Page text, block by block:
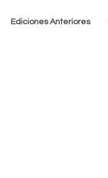
Ediciones Anteriores